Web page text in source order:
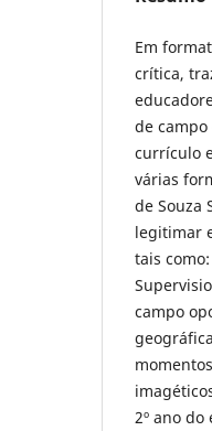
Em
crítica,
de
currículo
várias
de Souza
legitimar
tais
campo
2º ano